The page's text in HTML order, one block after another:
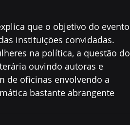
que o objetivo do evento
instituições convidadas.
na política, a questão do
ouvindo autoras e
de oficinas envolvendo a
bastante abrangente